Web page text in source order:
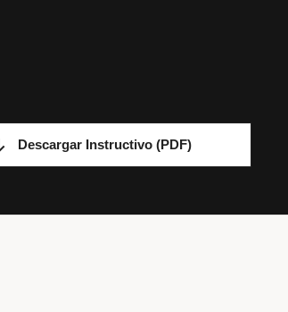
Descargar Instructivo (PDF)